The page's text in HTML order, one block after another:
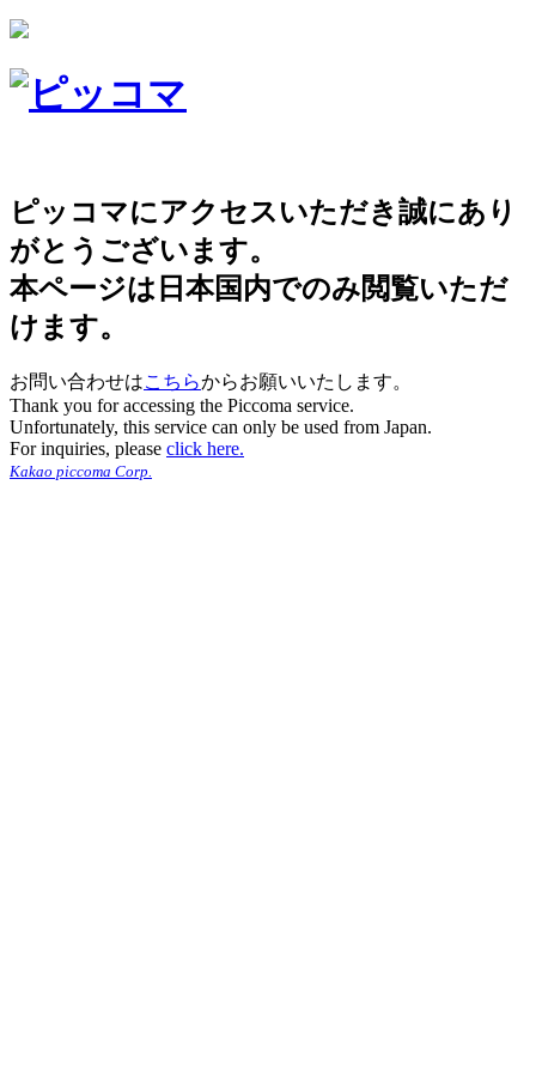
ピッコマにアクセスいただき誠にあり
がとうございます。
本ページは日本国内でのみ閲覧いただ
けます。
お問い合わせはこちらからお願いいたします。
Thank you for accessing the Piccoma service.
Unfortunately, this service can only be used from Japan.
For inquiries, please click here.
Kakao piccoma Corp.